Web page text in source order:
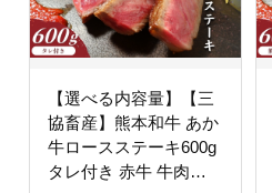
【選べる内容量】【三
協畜産】熊本和牛 あか
牛ロースステーキ600g
タレ付き 赤牛 牛肉